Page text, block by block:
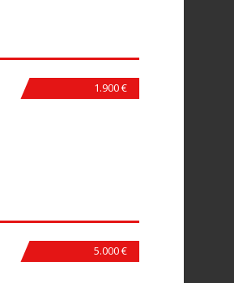
1.900 €
5.000 €